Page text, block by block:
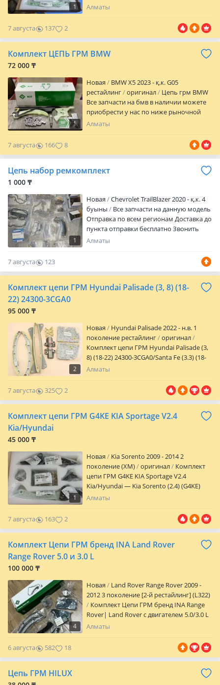
1
Фирма — Hyundai Kia OEM —
Отправка по Казахстану транспортными
Алматы
7 августа 137 2
Комплект ЦЕПЬ ГРМ BMW
72 000 ₸
1
Новая
BMW X5 2023 - қ.к. G05
рестайлинг
оригинал
Цепь грм BMW
Все запчасти на бмв в наличии можете
приобрести у нас по ниже рыночной
цене BmwTeile Offical Germany Parts
Алматы
7 августа 166 8
Цепь набор ремкомплект
1 000 ₸
1
Новая
Chevrolet TrailBlazer 2020 - қ.к. 4
буыны
Все запчасти на данную модель
Отправка по всем регионам Доставка до
пункта отправки бесплатно Звонить
Алматы
7 августа
123
0
Комплект цепи ГРМ Hyundai Palisade (3, 8) (18-
22) 24300-3CGA0
95 000 ₸
2
Новая
Hyundai Palisade 2022 - н.в. 1
поколение рестайлинг
оригинал
Комплект цепи ГРМ Hyundai Palisade (3,
8) (18-22) 24300-3CGA0/Santa Fe (3.3) (18-
23)/Kia Telluride (3.8) (20-23)/Kia Sorento
— 24300-3CGA0 Отправка по Казахстану
транспортными компаниями
Алматы
7 августа 325 2
Комплект цепи ГРМ G4KE KIA Sportage V2.4
Kia/Hyundai
45 000 ₸
1
Новая
Kia Sorento 2009 - 2014 2
поколение (XM)
оригинал
Комплект
цепи ГРМ G4KE KIA Sportage V2.4
Kia/Hyundai — Kia Sorento (2.4) (G4KE)
(09-15)/Kia Sportage (2.4) (10-15)/Hyundai
14)/Hyundai Tucson (09-16)/подходит на
двигатель G4KE Фирма — Hyundai Kia
OEM — 2430025250/24300-
25250/2430025008/ Отправка по
Казахстану транспортными
Алматы
7 августа 163 2
Комплект Цепи ГРМ бренд INA Land Rover
Range Rover 5.0 и 3.0 L
100 000 ₸
4
Новая
Land Rover Range Rover 2009 -
2012 3 поколение [2-й рестайлинг] (L322)
Комплект Цепи ГРМ бренд INA Range
Rover| Land Rover с двигателем 5.0/3.0 L
Полный комплект — цена 105.000 тенге
Напрямую с завода без посредников. Не
переплачивайте перекупщикам. Эти
комплекты предлагаются в районе
140.000 тенге. Установка на Сервисе по
Алматы
6 августа 582 18
Цепь ГРМ HILUX